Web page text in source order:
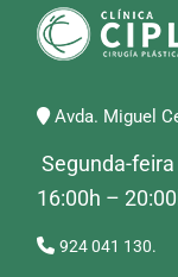
Avda. Miguel
Segunda-
16:00h –
924 041 130.